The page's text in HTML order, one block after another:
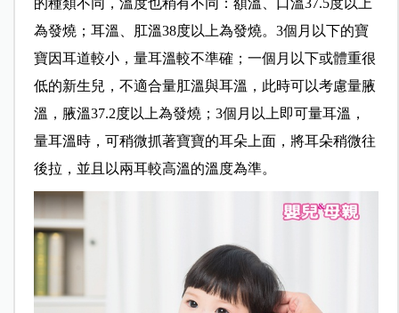
的種類不同，溫度也稍有不同：額溫、口溫37.5度以上
為發燒；耳溫、肛溫38度以上為發燒。3個月以下的寶
寶因耳道較小，量耳溫較不準確；一個月以下或體重很
低的新生兒，不適合量肛溫與耳溫，此時可以考慮量腋
溫，腋溫37.2度以上為發燒；3個月以上即可量耳溫，
量耳溫時，可稍微抓著寶寶的耳朵上面，將耳朵稍微往
後拉，並且以兩耳較高溫的溫度為準。